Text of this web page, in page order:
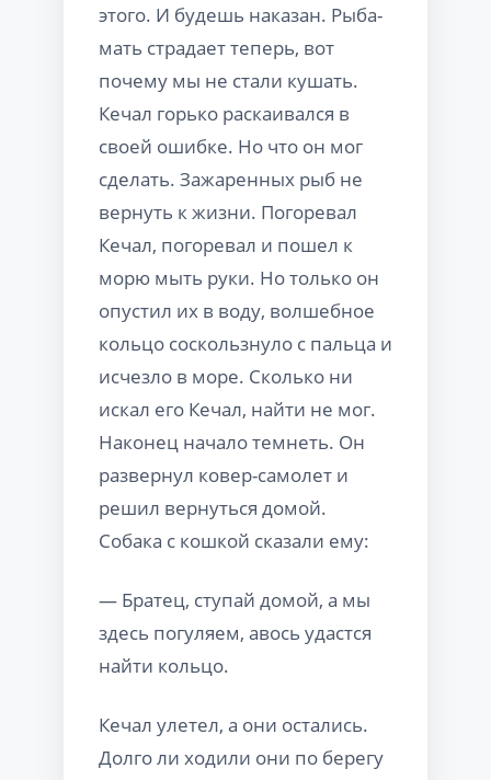
этого. И будешь наказан. Рыба-
мать страдает теперь, вот
почему мы не стали кушать.
Кечал горько раскаивался в
своей ошибке. Но что он мог
сделать. Зажаренных рыб не
вернуть к жизни. Погоревал
Кечал, погоревал и пошел к
морю мыть руки. Но только он
опустил их в воду, волшебное
кольцо соскользнуло с пальца и
исчезло в море. Сколько ни
искал его Кечал, найти не мог.
Наконец начало темнеть. Он
развернул ковер-самолет и
решил вернуться домой.
Собака с кошкой сказали ему:
— Братец, ступай домой, а мы
здесь погуляем, авось удастся
найти кольцо.
Кечал улетел, а они остались.
Долго ли ходили они по берегу